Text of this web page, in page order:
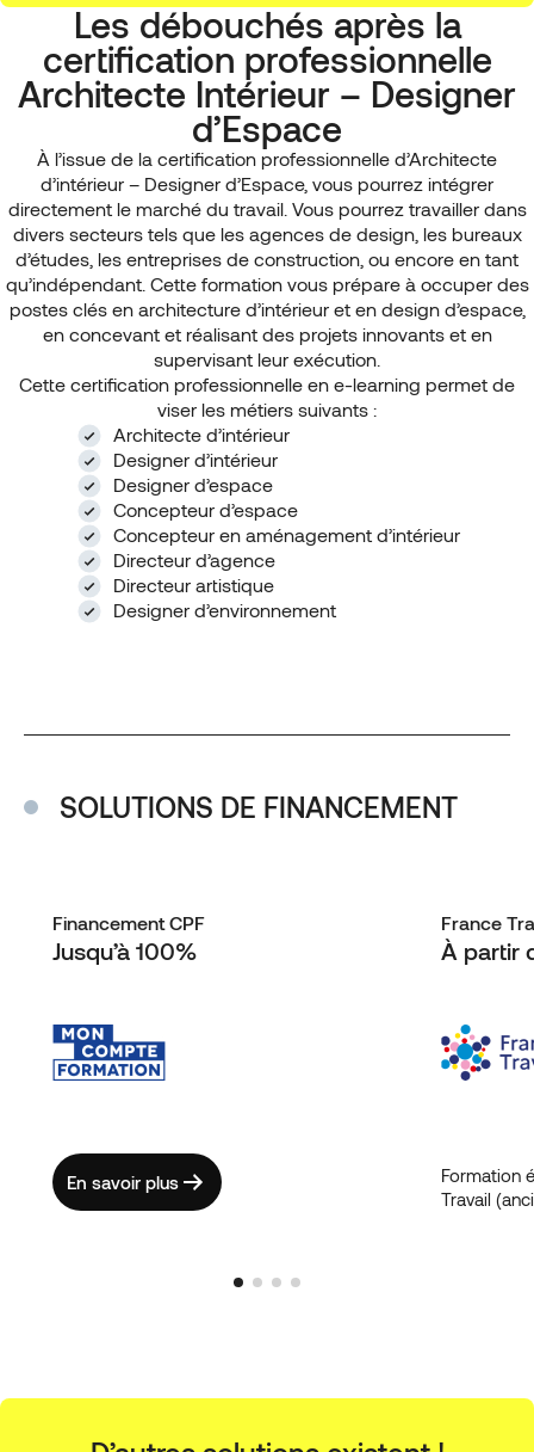
Les débouchés après la
certification professionnelle
Architecte Intérieur – Designer
d’Espace
À l’issue de la certification professionnelle d’Architecte
d’intérieur – Designer d’Espace, vous pourrez intégrer
directement le marché du travail. Vous pourrez travailler dans
divers secteurs tels que les agences de design, les bureaux
d’études, les entreprises de construction, ou encore en tant
qu’indépendant. Cette formation vous prépare à occuper des
postes clés en architecture d’intérieur et en design d’espace,
en concevant et réalisant des projets innovants et en
supervisant leur exécution.
Cette certification professionnelle en e-learning permet de
viser les métiers suivants :
Architecte d’intérieur
Designer d’intérieur
Designer d’espace
Concepteur d’espace
Concepteur en aménagement d’intérieur
Directeur d’agence
Directeur artistique
Designer d’environnement
SOLUTIONS DE FINANCEMENT
Financement CPF
Jusqu’à 100%
En savoir plus
France
À partir
Formation
Travail